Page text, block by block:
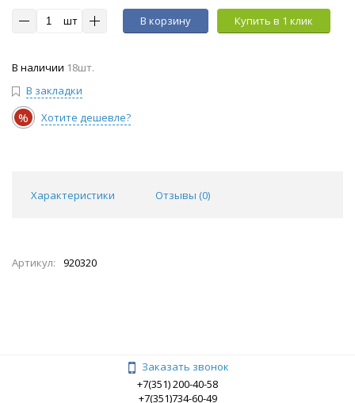
шт В корзину Купить в 1 клик
В наличии 18шт.
В закладки
% Хотите дешевле?
Характеристики Отзывы (0)
Артикул: 920320
Заказать звонок
+7(351) 200-40-58
+7(351)734-60-49